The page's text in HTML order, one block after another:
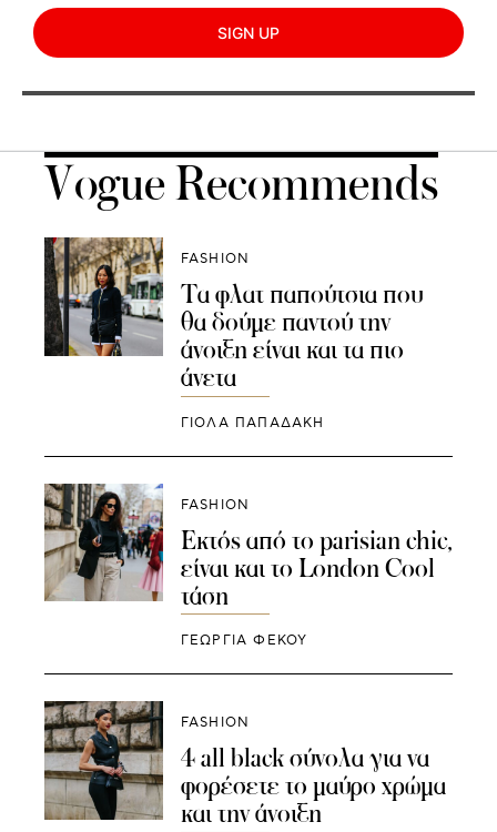
SIGN UP
Vogue Recommends
FASHION
Τα φλατ παπούτσια που
θα δούμε παντού την
άνοιξη είναι και τα πιο
άνετα
ΓΙΌΛΑ ΠΑΠΑΔΆΚΗ
FASHION
Εκτός από το parisian chic,
είναι και το London Cool
τάση
ΓΕΩΡΓΙΑ ΦΕΚΟΥ
FASHION
4 all black σύνολα για να
φορέσετε το μαύρο χρώμα
και την άνοιξη